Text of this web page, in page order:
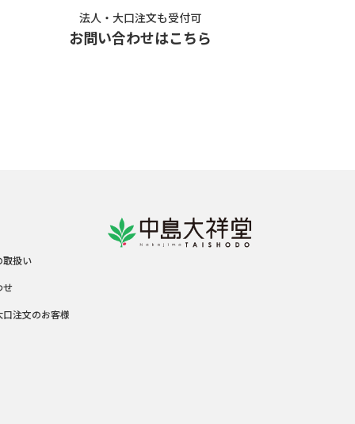
法人・大口注文も受付可
お問い合わせはこちら
取扱い
せ
注文のお客様